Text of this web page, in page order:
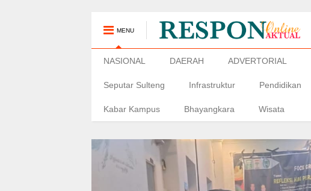
MENU
NASIONAL DAERAH ADVERTORIAL
Seputar Sulteng Infrastruktur Pendidikan
Kabar Kampus Bhayangkara Wisata